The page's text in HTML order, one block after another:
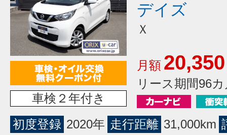
車検２年付き
デイズ
Ｘ
月額 20,350
リース期間96
初度登録 2020年 走行距離 31,000km